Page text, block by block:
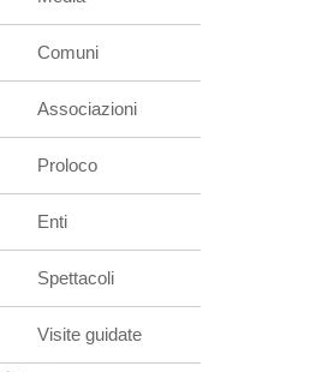
Comuni
Associazioni
Proloco
Enti
Spettacoli
Visite guidate